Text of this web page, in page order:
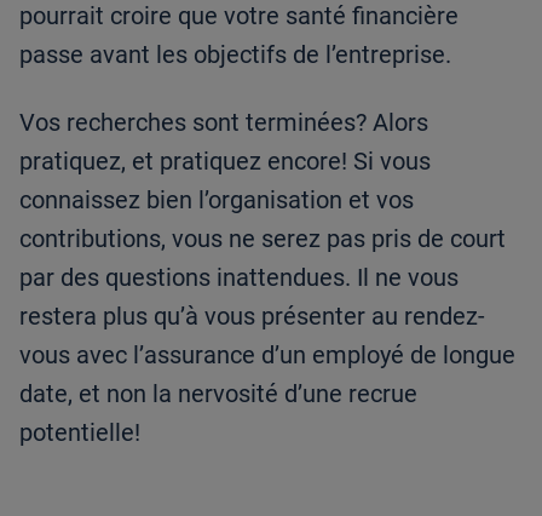
pourrait croire que votre santé financière
passe avant les objectifs de l’entreprise.
Vos recherches sont terminées? Alors
pratiquez, et pratiquez encore! Si vous
connaissez bien l’organisation et vos
contributions, vous ne serez pas pris de court
par des questions inattendues. Il ne vous
restera plus qu’à vous présenter au rendez-
vous avec l’assurance d’un employé de longue
date, et non la nervosité d’une recrue
potentielle!